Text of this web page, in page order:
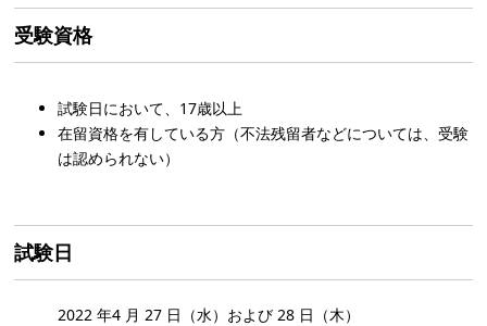
受験資格
試験日において、17歳以上
在留資格を有している方（不法残留者などについては、受験
は認められない）
試験日
2022 年4 月 27 日（水）および 28 日（木）